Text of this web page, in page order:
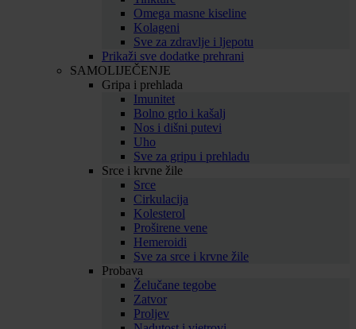
Omega masne kiseline
Kolageni
Sve za zdravlje i ljepotu
Prikaži sve dodatke prehrani
SAMOLIJEČENJE
Gripa i prehlada
Imunitet
Bolno grlo i kašalj
Nos i dišni putevi
Uho
Sve za gripu i prehladu
Srce i krvne žile
Srce
Cirkulacija
Kolesterol
Proširene vene
Hemeroidi
Sve za srce i krvne žile
Probava
Želučane tegobe
Zatvor
Proljev